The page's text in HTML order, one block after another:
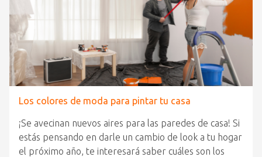
Los colores de moda para pintar tu casa
¡Se avecinan nuevos aires para las paredes de casa! Si
estás pensando en darle un cambio de look a tu hogar
el próximo año, te interesará saber cuáles son los